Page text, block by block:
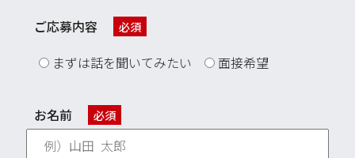
ご応募内容 必須
まずは話を聞いてみたい 面接希望
お名前 必須